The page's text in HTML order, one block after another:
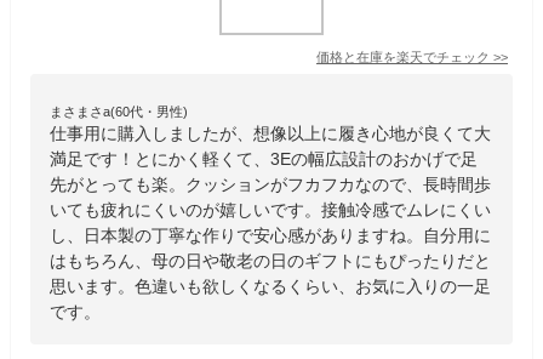
価格と在庫を楽天でチェック >>
まさまさa(60代・男性)
仕事用に購入しましたが、想像以上に履き心地が良くて大
満足です！とにかく軽くて、3Eの幅広設計のおかげで足
先がとっても楽。クッションがフカフカなので、長時間歩
いても疲れにくいのが嬉しいです。接触冷感でムレにくい
し、日本製の丁寧な作りで安心感がありますね。自分用に
はもちろん、母の日や敬老の日のギフトにもぴったりだと
思います。色違いも欲しくなるくらい、お気に入りの一足
です。